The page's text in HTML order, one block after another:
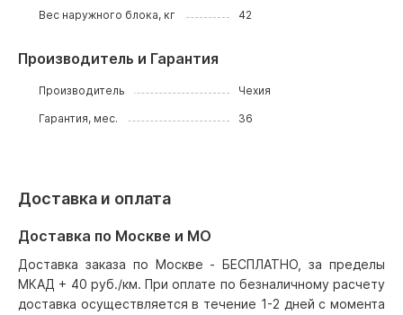
Вес наружного блока, кг 42
Производитель и Гарантия
Производитель Чехия
Гарантия, мес. 36
Доставка и оплата
Доставка по Москве и МО
Доставка заказа по Москве - БЕСПЛАТНО, за пределы
МКАД + 40 руб./км. При оплате по безналичному расчету
доставка осуществляется в течение 1-2 дней с момента